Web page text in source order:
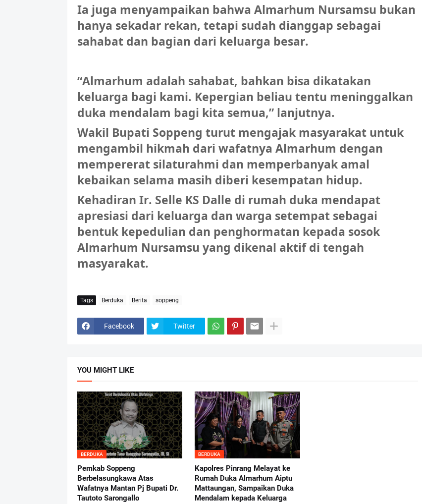
Ia juga menyampaikan bahwa Almarhum Nursamsu bukan
hanya sekadar rekan, tetapi sudah dianggap sebagai
sahabat dan bagian dari keluarga besar.
“Almarhum adalah sahabat, bahkan bisa dikatakan
keluarga bagi kami. Kepergian beliau tentu meninggalkan
duka mendalam bagi kita semua,” lanjutnya.
Wakil Bupati Soppeng turut mengajak masyarakat untuk
mengambil hikmah dari wafatnya Almarhum dengan
mempererat silaturahmi dan memperbanyak amal
kebaikan selama masih diberi kesempatan hidup.
Kehadiran Ir. Selle KS Dalle di rumah duka mendapat
apresiasi dari keluarga dan warga setempat sebagai
bentuk kepedulian dan penghormatan kepada sosok
Almarhum Nursamsu yang dikenal aktif di tengah
masyarakat.
Tags Berduka Berita soppeng
Facebook Twitter
YOU MIGHT LIKE
BERDUKA
Pemkab Soppeng
Berbelasungkawa Atas
Wafatnya Mantan Pj Bupati Dr.
Tautoto Sarongallo
BERDUKA
Kapolres Pinrang Melayat ke
Rumah Duka Almarhum Aiptu
Mattaungan, Sampaikan Duka
Mendalam kepada Keluarga